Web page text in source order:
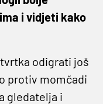
i vidjeti kako
odigrati još
protiv momčadi
gledatelja i